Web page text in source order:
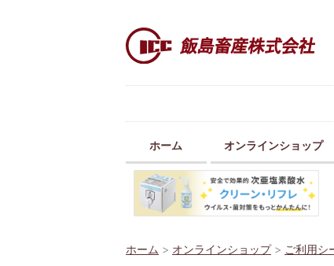
ホーム オンラインショップ
ホーム > オンラインショップ> ご利用シ